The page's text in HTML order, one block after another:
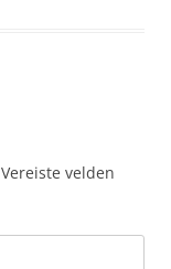
Vereiste velden